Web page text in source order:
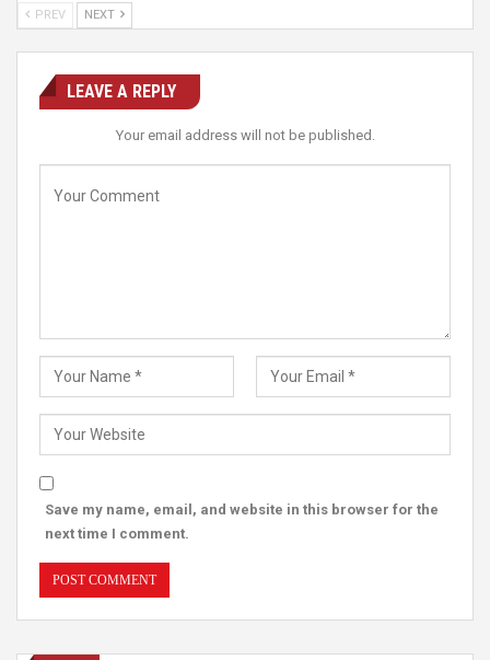
PREV NEXT
LEAVE A REPLY
Your email address will not be published.
Save my name, email, and website in this browser for the
next time I comment.